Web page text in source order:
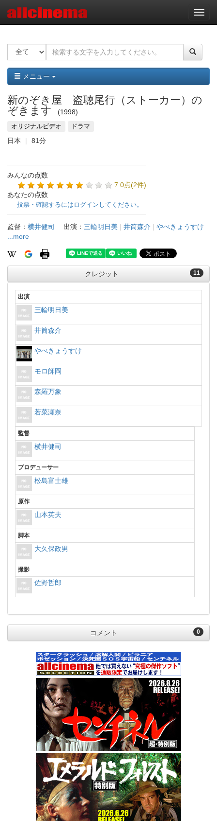
ナ
ビ
ー
ョ
ン
メニュー
新のぞき屋 盗聴尾行（ストーカー）の
ぞきます
1998
オリジナルビデオ ドラマ
日本 81分
みんなの点数
7.0点(2件)
あなたの点数
投票・確認するにはログインしてください。
監督： 横井健司 出演： 三輪明日美 | 井筒森介 | やべきょうすけ
...more
11
クレジット
出演
三輪明日美
井筒森介
やべきょうすけ
モロ師岡
森羅万象
若菜瀬奈
監督
横井健司
プロデューサー
松島富士雄
原作
山本英夫
脚本
大久保政男
撮影
佐野哲郎
0
コメント